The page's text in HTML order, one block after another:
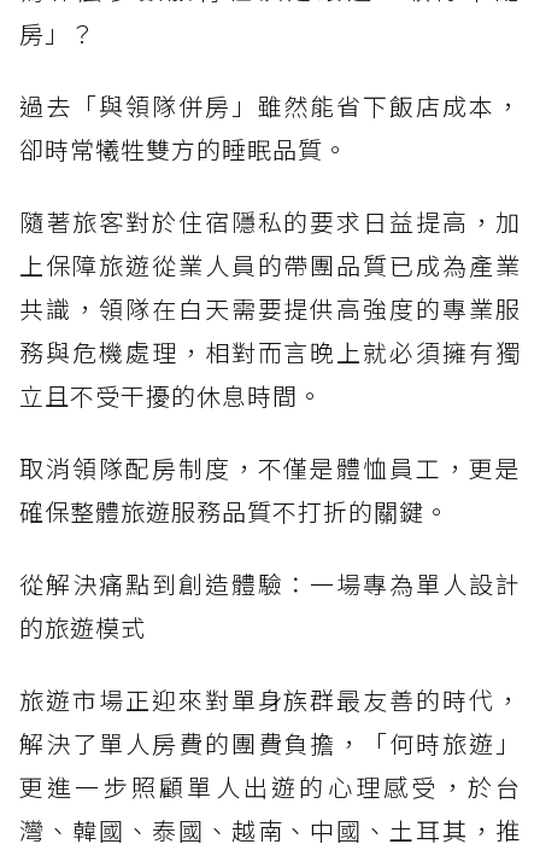
房」？
過去「與領隊併房」雖然能省下飯店成本，
卻時常犧牲雙方的睡眠品質。
隨著旅客對於住宿隱私的要求日益提高，加
上保障旅遊從業人員的帶團品質已成為產業
共識，領隊在白天需要提供高強度的專業服
務與危機處理，相對而言晚上就必須擁有獨
立且不受干擾的休息時間。
取消領隊配房制度，不僅是體恤員工，更是
確保整體旅遊服務品質不打折的關鍵。
從解決痛點到創造體驗：一場專為單人設計
的旅遊模式
旅遊市場正迎來對單身族群最友善的時代，
解決了單人房費的團費負擔，「何時旅遊」
更進一步照顧單人出遊的心理感受，於台
灣、韓國、泰國、越南、中國、土耳其，推